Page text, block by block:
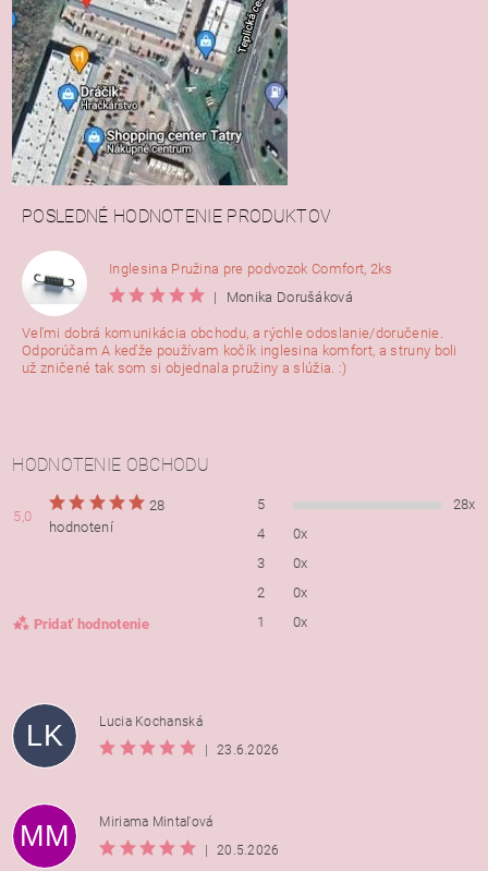
POSLEDNÉ HODNOTENIE PRODUKTOV
Inglesina Pružina pre podvozok Comfort, 2ks
|
Monika Dorušáková
Veľmi dobrá komunikácia obchodu, a rýchle odoslanie/doručenie.
Odporúčam A keďže používam kočík inglesina komfort, a struny boli
už zničené tak som si objednala pružiny a slúžia. :)
HODNOTENIE OBCHODU
5,0
28
hodnotení
Pridať hodnotenie
5
28x
4
0x
3
0x
2
0x
1
0x
LK
Lucia Kochanská
23.6.2026
MM
Miriama Mintaľová
20.5.2026